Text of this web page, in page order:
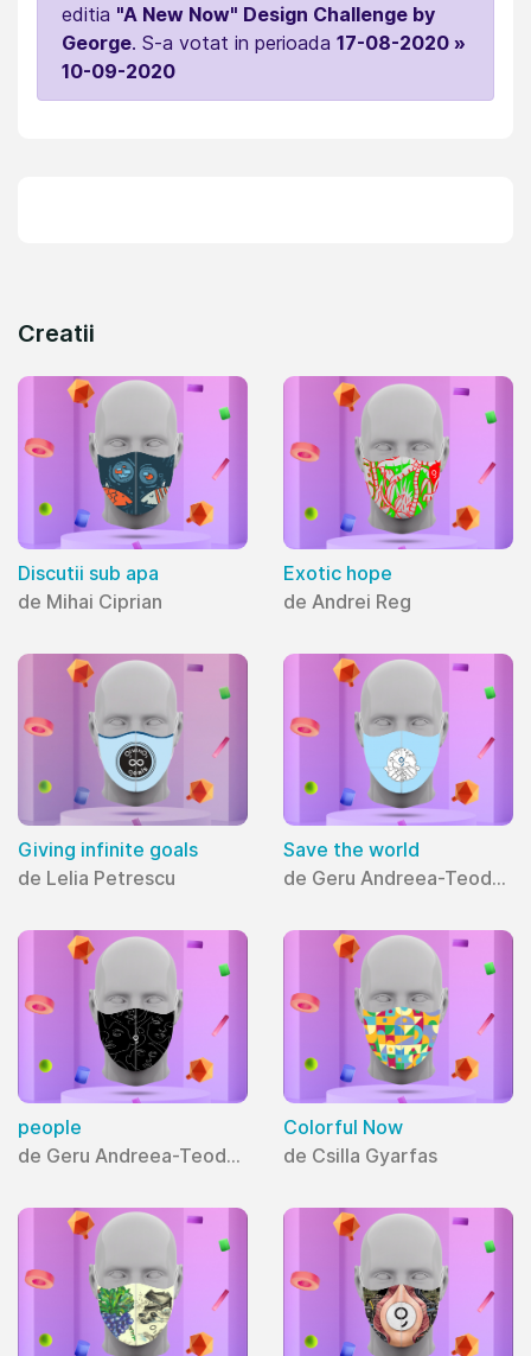
editia "A New Now" Design Challenge by
George. S-a votat in perioada 17-08-2020 »
10-09-2020
Creatii
Discutii sub apa
de Mihai Ciprian
Exotic hope
de Andrei Reg
Giving infinite goals
de Lelia Petrescu
Save the world
de Geru Andreea-Teodora
people
de Geru Andreea-Teodora
Colorful Now
de Csilla Gyarfas